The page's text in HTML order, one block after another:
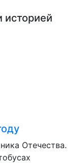
историей
Отечества.